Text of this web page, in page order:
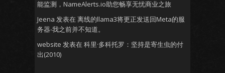
能监测，NameAlerts.io助您畅享无忧商业之旅
Jeena 发表在 离线的llama3将更正发送回Meta的服
务器-我之前并不知道。
website 发表在 科里·多科托罗：坚持是寄生虫的付
出(2010)